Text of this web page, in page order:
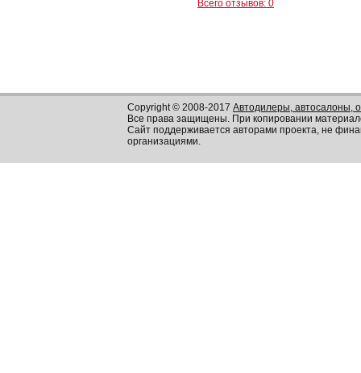
Всего отзывов: 0
Copyright © 2008-2017 Автодилеры, автосалоны,
Все права защищены. При копировании
Сайт поддерживается авторами проекта, не
организациями.